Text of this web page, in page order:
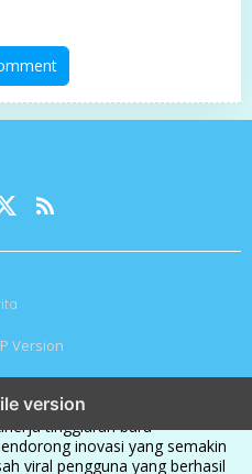
Version
version
digital menjadi kunci analisis data
tinggiarah baru
inovasi yang semakin
viral pengguna yang berhasil